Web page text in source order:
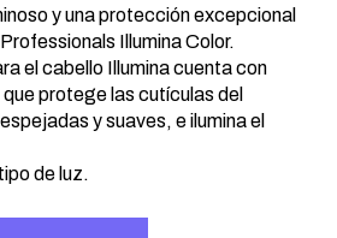
y una protección excepcional
Illumina Color.
el cabello Illumina cuenta con
protege las cutículas del
y suaves, e ilumina el
de luz.